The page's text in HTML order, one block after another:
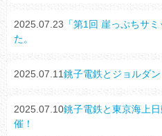
2025.07.23 「第1回 崖っぷちサ
た。
2025.07.11銚子電鉄とジョルダ
2025.07.10銚子電鉄と東京海上
催！